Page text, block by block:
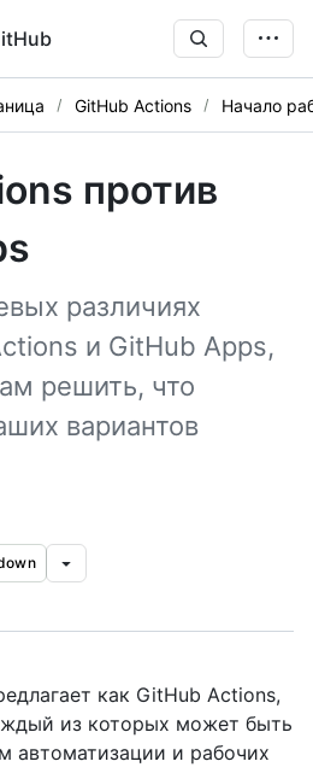
GitHub Actions Начало
против
различиях
и GitHub Apps,
решить, что
вариантов
как GitHub Actions,
из которых может быть
автоматизации и рабочих